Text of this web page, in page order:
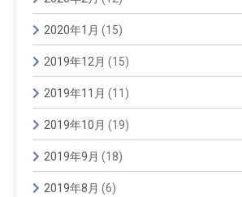
2020年1月 (15)
2019年12月 (15)
2019年11月 (11)
2019年10月 (19)
2019年9月 (18)
2019年8月 (6)